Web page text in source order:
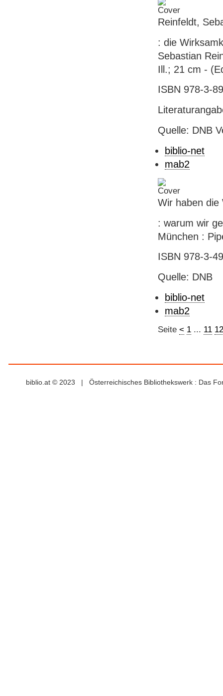
Reinfeldt,
: die
Sebastian
Ill.; 21 cm -
ISBN 978-3-
Quelle: DNB
biblio-net
mab2
Wir haben die
: warum wir
München :
ISBN 978-3-
Quelle: DNB
biblio-net
mab2
Seite < 1... 11 12
biblio.at © 2023 | Österreichisches Bibliothekswerk : Das